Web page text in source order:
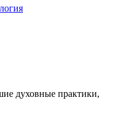
духовные практики,